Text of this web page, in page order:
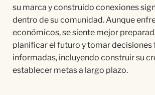
su marca y construido conexiones
dentro de su comunidad. Aunque
económicos, se siente mejor
planificar el futuro y tomar decisiones
informadas, incluyendo construir su
establecer metas a largo plazo.